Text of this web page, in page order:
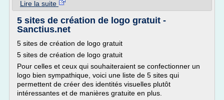
Lire la suite
5 sites de création de logo gratuit -
Sanctius.net
5 sites de création de logo gratuit
5 sites de création de logo gratuit
Pour celles et ceux qui souhaiteraient se confectionner un
logo bien sympathique, voici une liste de 5 sites qui
permettent de créer des identités visuelles plutôt
intéressantes et de manières gratuite en plus.